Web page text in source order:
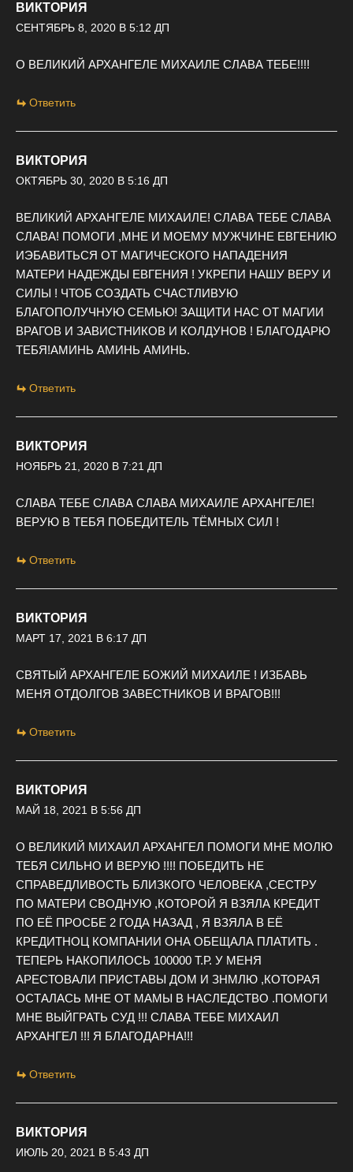
ВИКТОРИЯ
СЕНТЯБРЬ 8, 2020 В 5:12 ДП
О ВЕЛИКИЙ АРХАНГЕЛЕ МИХАИЛЕ СЛАВА ТЕБЕ!!!!
Ответить
ВИКТОРИЯ
ОКТЯБРЬ 30, 2020 В 5:16 ДП
ВЕЛИКИЙ АРХАНГЕЛЕ МИХАИЛЕ! СЛАВА ТЕБЕ СЛАВА
СЛАВА! ПОМОГИ ,МНЕ И МОЕМУ МУЖЧИНЕ ЕВГЕНИЮ
ИЭБАВИТЬСЯ ОТ МАГИЧЕСКОГО НАПАДЕНИЯ
МАТЕРИ НАДЕЖДЫ ЕВГЕНИЯ ! УКРЕПИ НАШУ ВЕРУ И
СИЛЫ ! ЧТОБ СОЗДАТЬ СЧАСТЛИВУЮ
БЛАГОПОЛУЧНУЮ СЕМЬЮ! ЗАЩИТИ НАС ОТ МАГИИ
ВРАГОВ И ЗАВИСТНИКОВ И КОЛДУНОВ ! БЛАГОДАРЮ
ТЕБЯ!АМИНЬ АМИНЬ АМИНЬ.
Ответить
ВИКТОРИЯ
НОЯБРЬ 21, 2020 В 7:21 ДП
СЛАВА ТЕБЕ СЛАВА СЛАВА МИХАИЛЕ АРХАНГЕЛЕ!
ВЕРУЮ В ТЕБЯ ПОБЕДИТЕЛЬ ТЁМНЫХ СИЛ !
Ответить
ВИКТОРИЯ
МАРТ 17, 2021 В 6:17 ДП
СВЯТЫЙ АРХАНГЕЛЕ БОЖИЙ МИХАИЛЕ ! ИЗБАВЬ
МЕНЯ ОТДОЛГОВ ЗАВЕСТНИКОВ И ВРАГОВ!!!
Ответить
ВИКТОРИЯ
МАЙ 18, 2021 В 5:56 ДП
О ВЕЛИКИЙ МИХАИЛ АРХАНГЕЛ ПОМОГИ МНЕ МОЛЮ
ТЕБЯ СИЛЬНО И ВЕРУЮ !!!! ПОБЕДИТЬ НЕ
СПРАВЕДЛИВОСТЬ БЛИЗКОГО ЧЕЛОВЕКА ,СЕСТРУ
ПО МАТЕРИ СВОДНУЮ ,КОТОРОЙ Я ВЗЯЛА КРЕДИТ
ПО ЕЁ ПРОСБЕ 2 ГОДА НАЗАД , Я ВЗЯЛА В ЕЁ
КРЕДИТНОЦ КОМПАНИИ ОНА ОБЕЩАЛА ПЛАТИТЬ .
ТЕПЕРЬ НАКОПИЛОСЬ 100000 Т.Р. У МЕНЯ
АРЕСТОВАЛИ ПРИСТАВЫ ДОМ И ЗНМЛЮ ,КОТОРАЯ
ОСТАЛАСЬ МНЕ ОТ МАМЫ В НАСЛЕДСТВО .ПОМОГИ
МНЕ ВЫЙГРАТЬ СУД !!! СЛАВА ТЕБЕ МИХАИЛ
АРХАНГЕЛ !!! Я БЛАГОДАРНА!!!
Ответить
ВИКТОРИЯ
ИЮЛЬ 20, 2021 В 5:43 ДП